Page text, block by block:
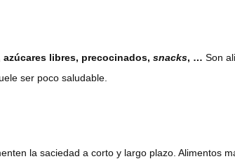
libres, precocinados, snacks, … Son
ser poco saludable.
la saciedad a corto y largo plazo. Alimentos